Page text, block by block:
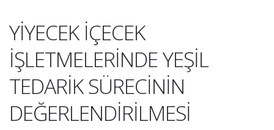
YİYECEK İÇECEK
İŞLETMELERİNDE YEŞİL
TEDARİK SÜRECİNİN
DEĞERLENDİRİLMESİ